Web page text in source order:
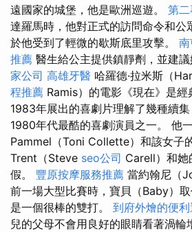
遠國家的城堡，他是歐洲巡遊。 第
達羅馬時，他對正式的訪問命令和公
於他受到了輕微的歇斯底里攻擊。
推薦 醫生給公主提供鎮靜劑，並建議
家公司 高雄牙醫 哈羅德·拉米斯（
程推薦 Ramis）的電影《現在》是
1983年展出的喜劇片理解了幾種續
1980年代最酷的喜劇演員之一。 他
Pammel（Toni Collette）和該女子
Trent（Steve seo公司 Carell）和
假。 豐原按摩服務推薦 當約翰尼（
前一場大型比賽時，寶貝（Baby）
是一個很棒的雙打。 到府外燴的便
兒的父母不會用良好的眼睛看著渦輪